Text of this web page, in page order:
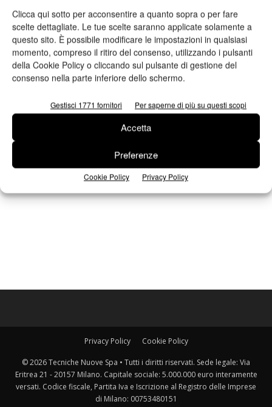
Clicca qui sotto per acconsentire a quanto sopra o per fare
scelte dettagliate. Le tue scelte saranno applicate solamente a
questo sito. È possibile modificare le impostazioni in qualsiasi
momento, compreso il ritiro del consenso, utilizzando i pulsanti
della Cookie Policy o cliccando sul pulsante di gestione del
consenso nella parte inferiore dello schermo.
Gestisci 1771 fornitori Per saperne di più su questi scopi
Accetta
Preferenze
Cookie Policy Privacy Policy
Seguici su Facebook
Privacy Policy Cookie Policy
© 2026 Tecniche Nuove Spa • Tutti i diritti riservati. Sede legale: Via
Eritrea 21 - 20157 Milano. Capitale sociale: 5.000.000 euro interamente
versati. Codice fiscale, Partita Iva e Iscrizione al Registro delle Imprese
di Milano: 00753480151